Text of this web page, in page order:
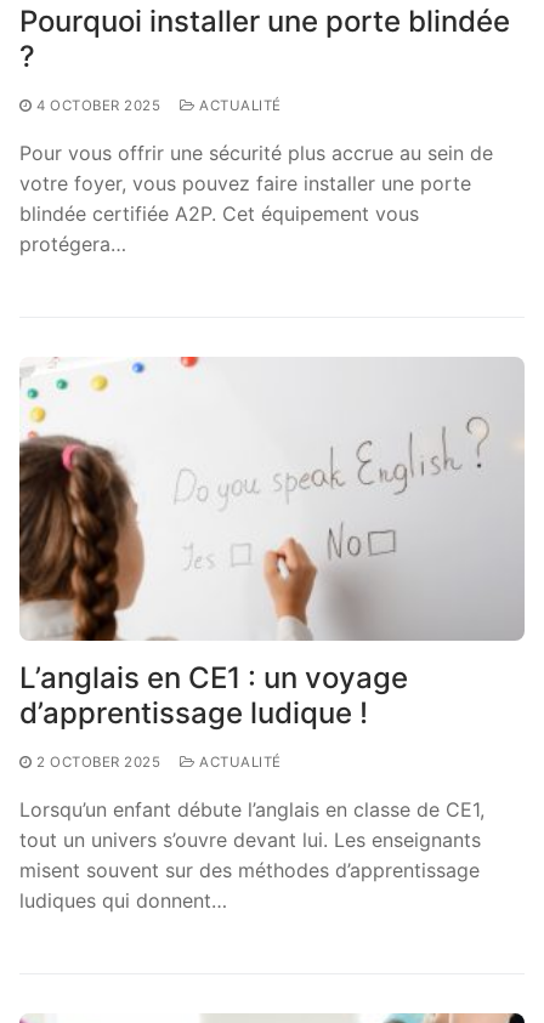
Pourquoi installer une porte blindée
?
4 OCTOBER 2025 ACTUALITÉ
Pour vous offrir une sécurité plus accrue au sein de
votre foyer, vous pouvez faire installer une porte
blindée certifiée A2P. Cet équipement vous
protégera…
L’anglais en CE1 : un voyage
d’apprentissage ludique !
2 OCTOBER 2025 ACTUALITÉ
Lorsqu’un enfant débute l’anglais en classe de CE1,
tout un univers s’ouvre devant lui. Les enseignants
misent souvent sur des méthodes d’apprentissage
ludiques qui donnent…